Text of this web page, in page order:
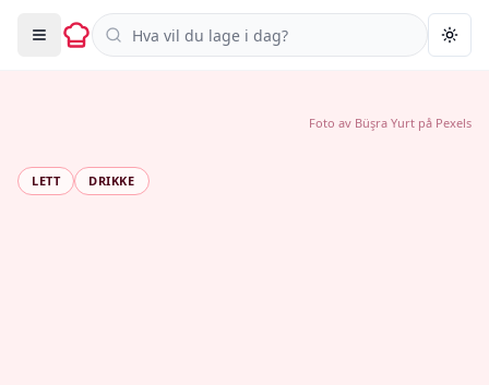
Søk i oppskrifter
LETT DRIKKE
Foto av Büşra Yurt på Pexels